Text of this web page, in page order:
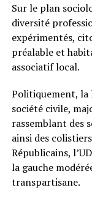
Sur le plan
diversité
expérimentés,
préalable et
associatif local.
Politiquement, la
société civile,
rassemblant des
ainsi des
Républicains,
la gauche
transpartisane.